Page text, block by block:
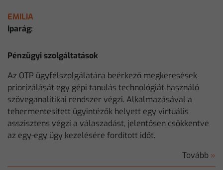
EMILIA
Iparág:
Pénzügyi szolgáltatások
Az OTP ügyfélszolgálatára beérkező megkeresések
priorizálását egy gépi tanulás technológiát használó
szöveganalitikai rendszer végzi. Alkalmazásával a
tehermentesített ügyintézők helyett egy virtuális
asszisztens végzi a válaszadást, jelentősen csökkentve
az egy-egy ügy kezelésére fordított időt.
Tovább »